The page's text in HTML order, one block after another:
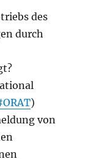
des
durch
)
von